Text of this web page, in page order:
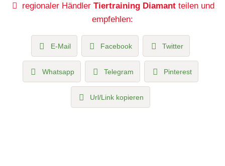
regionaler HändlerTiertraining Diamantteilen und
empfehlen:
E-Mail Facebook Twitter
Whatsapp Telegram Pinterest
Url/Link kopieren